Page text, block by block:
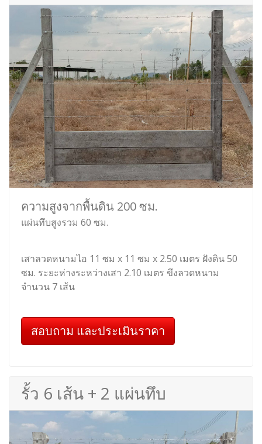
ความสูงจากพื้นดิน 200 ซม.
แผ่นทึบสูงรวม 60 ซม.
เสาลวดหนามไอ 11 ซม x 11 ซม x 2.50 เมตร ฝังดิน 50
ซม. ระยะห่างระหว่างเสา 2.10 เมตร ขึงลวดหนาม
จำนวน 7 เส้น
สอบถาม และประเมินราคา
รั้ว 6 เส้น + 2 แผ่นทึบ